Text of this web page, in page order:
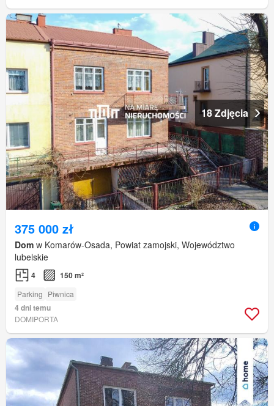
18 Zdjęcia
375 000 zł
Dom w Komarów-Osada, Powiat zamojski, Województwo
lubelskie
4 150 m²
Parking Piwnica
4 dni temu
DOMIPORTA